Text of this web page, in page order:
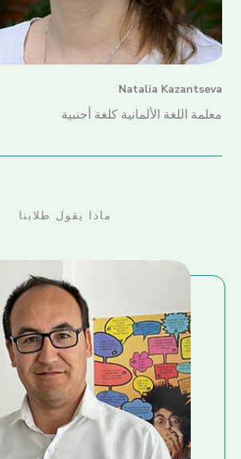
Natalia Kazantseva
معلمة اللغة الألمانية كلغة أجنبية
ماذا يقول طلابنا